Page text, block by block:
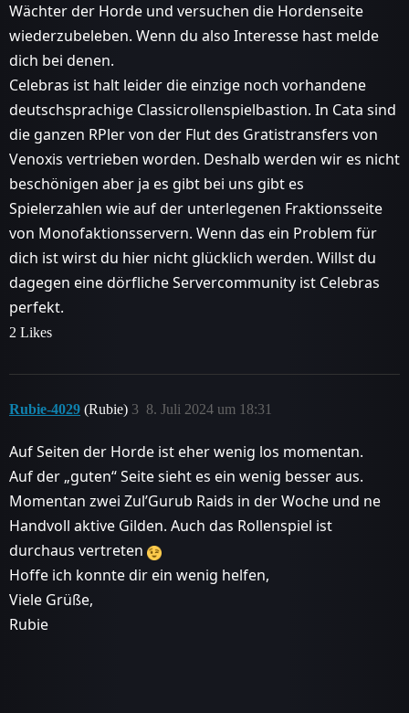
Wächter der Horde und versuchen die Hordenseite
wiederzubeleben. Wenn du also Interesse hast melde
dich bei denen.
Celebras ist halt leider die einzige noch vorhandene
deutschsprachige Classicrollenspielbastion. In Cata sind
die ganzen RPler von der Flut des Gratistransfers von
Venoxis vertrieben worden. Deshalb werden wir es nicht
beschönigen aber ja es gibt bei uns gibt es
Spielerzahlen wie auf der unterlegenen Fraktionsseite
von Monofaktionsservern. Wenn das ein Problem für
dich ist wirst du hier nicht glücklich werden. Willst du
dagegen eine dörfliche Servercommunity ist Celebras
perfekt.
2 Likes
Rubie-4029 (Rubie) 8. Juli 2024 um 18:31
3
Auf Seiten der Horde ist eher wenig los momentan.
Auf der „guten“ Seite sieht es ein wenig besser aus.
Momentan zwei Zul’Gurub Raids in der Woche und ne
Handvoll aktive Gilden. Auch das Rollenspiel ist
durchaus vertreten
Hoffe ich konnte dir ein wenig helfen,
Viele Grüße,
Rubie